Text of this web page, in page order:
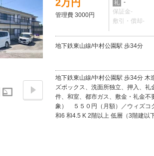
2万円
管理費 3000円
礼
-
保証金-
敷引・償却-
地下鉄東山線/中村公園駅 歩34分
地下鉄東山線/中村公園駅 歩34分 木
ズボックス、洗面所独立、押入、
件、和室、都市ガス、敷金・礼金
象） ５５０円（月額）／ウィズコ
和6 和4.5 K 2階以上 低層（3階建以